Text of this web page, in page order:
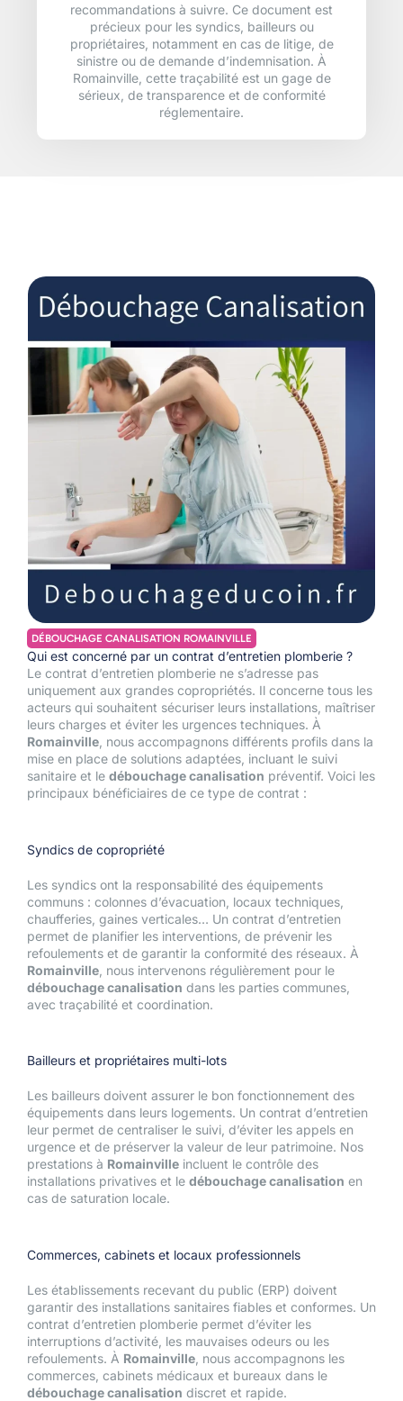
recommandations à suivre. Ce document est
précieux pour les syndics, bailleurs ou
propriétaires, notamment en cas de litige, de
sinistre ou de demande d’indemnisation. À
Romainville, cette traçabilité est un gage de
sérieux, de transparence et de conformité
réglementaire.
DÉBOUCHAGE CANALISATION ROMAINVILLE
Qui est concerné par un contrat d’entretien plomberie ?
Le contrat d’entretien plomberie ne s’adresse pas
uniquement aux grandes copropriétés. Il concerne tous les
acteurs qui souhaitent sécuriser leurs installations, maîtriser
leurs charges et éviter les urgences techniques. À
Romainville , nous accompagnons différents profils dans la
mise en place de solutions adaptées, incluant le suivi
sanitaire et le débouchage canalisation préventif. Voici les
principaux bénéficiaires de ce type de contrat :
Syndics de copropriété
Les syndics ont la responsabilité des équipements
communs : colonnes d’évacuation, locaux techniques,
chaufferies, gaines verticales… Un contrat d’entretien
permet de planifier les interventions, de prévenir les
refoulements et de garantir la conformité des réseaux. À
Romainville , nous intervenons régulièrement pour le
débouchage canalisation dans les parties communes,
avec traçabilité et coordination.
Bailleurs et propriétaires multi-lots
Les bailleurs doivent assurer le bon fonctionnement des
équipements dans leurs logements. Un contrat d’entretien
leur permet de centraliser le suivi, d’éviter les appels en
urgence et de préserver la valeur de leur patrimoine. Nos
prestations à Romainville incluent le contrôle des
installations privatives et le débouchage canalisation en
cas de saturation locale.
Commerces, cabinets et locaux professionnels
Les établissements recevant du public (ERP) doivent
garantir des installations sanitaires fiables et conformes. Un
contrat d’entretien plomberie permet d’éviter les
interruptions d’activité, les mauvaises odeurs ou les
refoulements. À Romainville , nous accompagnons les
commerces, cabinets médicaux et bureaux dans le
débouchage canalisation discret et rapide.